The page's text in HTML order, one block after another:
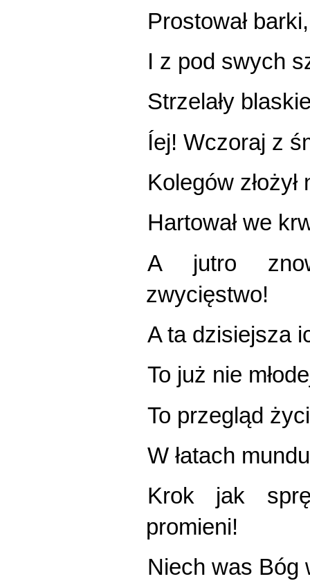
Prostował
I z pod swych
Strzelały
Íej! Wczoraj z
Kolegów
Hartował we
A jutro
zwycięstwo!
A ta dzisiejsza
To już nie
To przegląd
W łatach
Krok jak
promieni!
Niech was Bóg